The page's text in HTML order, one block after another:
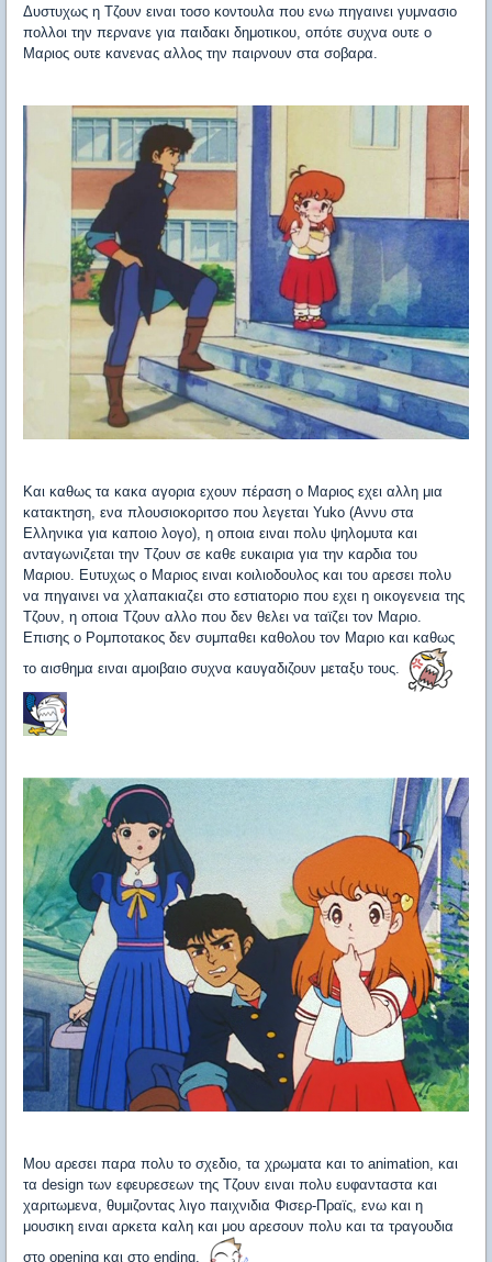
Δυστυχως η Τζουν ειναι τοσο κοντουλα που ενω πηγαινει γυμνασιο
πολλοι την περνανε για παιδακι δημοτικου, οπότε συχνα ουτε ο
Μαριος ουτε κανενας αλλος την παιρνουν στα σοβαρα.
Και καθως τα κακα αγορια εχουν πέραση ο Μαριος εχει αλλη μια
κατακτηση, ενα πλουσιοκοριτσο που λεγεται Yuko (Αννυ στα
Ελληνικα για καποιο λογο), η οποια ειναι πολυ ψηλομυτα και
ανταγωνιζεται την Τζουν σε καθε ευκαιρια για την καρδια του
Μαριου. Ευτυχως ο Μαριος ειναι κοιλιοδουλος και του αρεσει πολυ
να πηγαινει να χλαπακιαζει στο εστιατοριο που εχει η οικογενεια της
Τζουν, η οποια Τζουν αλλο που δεν θελει να ταϊζει τον Μαριο.
Επισης ο Ρομποτακος δεν συμπαθει καθολου τον Μαριο και καθως
το αισθημα ειναι αμοιβαιο συχνα καυγαδιζουν μεταξυ τους.
Μου αρεσει παρα πολυ το σχεδιο, τα χρωματα και το animation, και
τα design των εφευρεσεων της Τζουν ειναι πολυ ευφανταστα και
χαριτωμενα, θυμιζοντας λιγο παιχνιδια Φισερ-Πραϊς, ενω και η
μουσικη ειναι αρκετα καλη και μου αρεσουν πολυ και τα τραγουδια
στο opening και στο ending.